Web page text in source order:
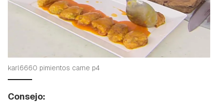
karl6660 pimientos carne p4
Consejo: